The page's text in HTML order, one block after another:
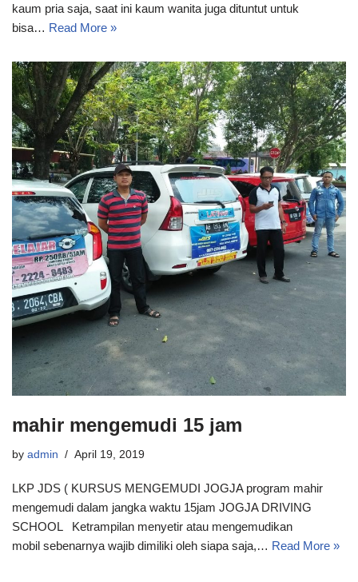
kaum pria saja, saat ini kaum wanita juga dituntut untuk
bisa… Read More »
mahir mengemudi 15 jam
by admin April 19, 2019
LKP JDS ( KURSUS MENGEMUDI JOGJA program mahir
mengemudi dalam jangka waktu 15jam JOGJA DRIVING
SCHOOL Ketrampilan menyetir atau mengemudikan
mobil sebenarnya wajib dimiliki oleh siapa saja,… Read More »